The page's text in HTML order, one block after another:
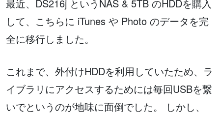
最近、DS216j というNAS & 5TB のHDDを購入
して、こちらに iTunes や Photo のデータを完
全に移行しました。
これまで、外付けHDDを利用していたため、ラ
イブラリにアクセスするためには毎回USBを繋
いでというのが地味に面倒でした。 しかし、